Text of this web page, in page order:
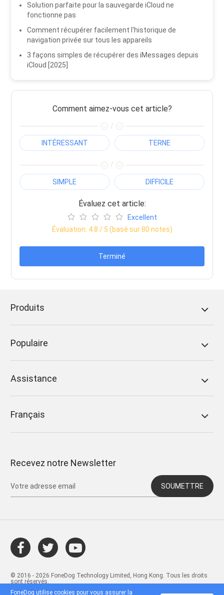
Solution parfaite pour la sauvegarde iCloud ne
fonctionne pas
Comment récupérer facilement l'historique de
navigation privée sur tous les appareils
3 façons simples de récupérer des iMessages depuis
iCloud [2025]
Comment aimez-vous cet article?
/
INTÉRESSANT TERNE
/
SIMPLE DIFFICILE
Évaluez cet article:
Excellent
Évaluation: 4.8 / 5 (basé sur80 notes)
Terminé
Produits
Populaire
Assistance
Français
Recevez notre Newsletter
SOUMETTRE
© 2016 - 2026 FoneDog Technology Limited, Hong Kong. Tous les droits
sont réservés.
FoneDog utilise cookies pour vous assurer la